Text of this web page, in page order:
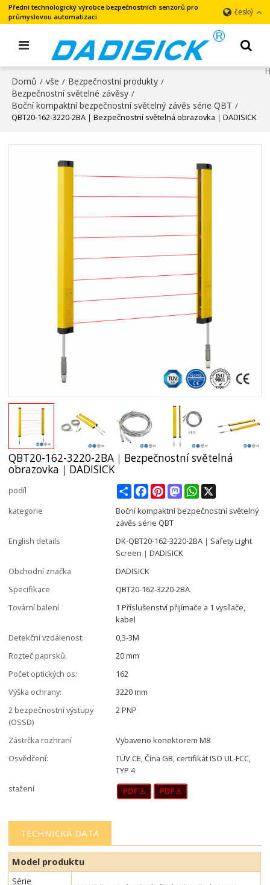
Přední technologický výrobce bezpečnostních senzorů pro
průmyslovou automatizaci
český
Domů / vše / Bezpečnostní produkty /
Bezpečnostní světelné závěsy /
Boční kompaktní bezpečnostní světelný závěs série QBT /
QBT20-162-3220-2BA｜Bezpečnostní světelná obrazovka｜DADISICK
QBT20-162-3220-2BA｜Bezpečnostní světelná
obrazovka｜DADISICK
podíl ShareFacebookPinterestMastodonWhatsApp
kategorie
Boční kompaktní bezpečnostní světelný
závěs série QBT
English details
DK-QBT20-162-3220-2BA｜Safety Light
Screen｜DADISICK
Obchodní značka
DADISICK
Specifikace
QBT20-162-3220-2BA
Tovární balení
1 Příslušenství přijímače a 1 vysílače,
kabel
Detekční vzdálenost:
0,3-3M
Rozteč paprsků:
20 mm
Počet optických os:
162
Výška ochrany:
3220 mm
2 bezpečnostní výstupy
(OSSD)
2 PNP
Zástrčka rozhraní
Vybaveno konektorem M8
Osvědčení:
TÜV CE, Čína GB, certifikát ISO UL-FCC,
TYP 4
stažení
TECHNICKÁ DATA
Model produktu
Série